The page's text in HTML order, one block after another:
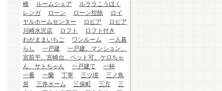
橋
ルームシェア
ルララこうほく
レンガ
ローン ローン控除
ロイ
ヤルホームセンター
ロピア
ロピア
川崎水沢店
ロフト
ロフト付き
わがままいちご
ワンルーム
一人暮
らし
一戸建
一戸建、マンション、
宮前平、宮崎台、ペット可、ケロちゃ
ん、サトちゃん
一戸建て
一杯
一番
一蘭 丁寧 三ツ境
三ノ鳥
居
三井ホーム 三保町 三方
三